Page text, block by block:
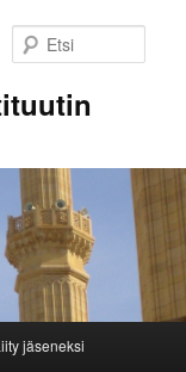
jäseneksi